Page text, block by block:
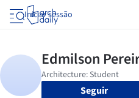
Iniciar sessão
Seguir